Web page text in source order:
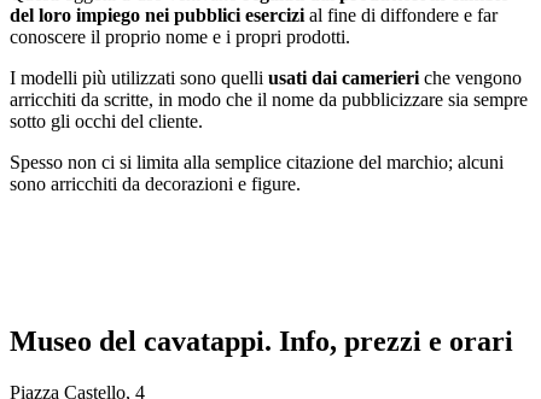
del loro impiego nei pubblici esercizial fine di diffondere e far
conoscere il proprio nome e i propri prodotti.
I modelli più utilizzati sono quelli usati dai camerieriche vengono
arricchiti da scritte, in modo che il nome da pubblicizzare sia sempre
sotto gli occhi del cliente.
Spesso non ci si limita alla semplice citazione del marchio; alcuni
sono arricchiti da decorazioni e figure.
Museo del cavatappi. Info, prezzi e orari
Piazza Castello, 4